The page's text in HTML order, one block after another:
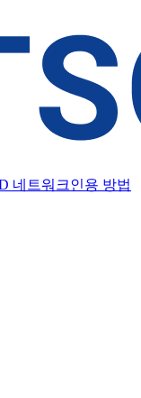
네트워크인용 방법